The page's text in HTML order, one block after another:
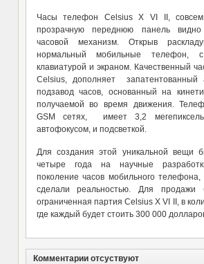
Часы телефон Celsius X VI II, совсем
прозрачную переднюю панель
часовой механизм. Открыв
нормальный мобильные телефон, с
клавиатурой и экраном. Качественный
Celsius, дополняет запатентованный
подзавод часов, основанный на
получаемой во время движения.
GSM сетях, имеет 3,2
автофокусом, и подсветкой.
Для создания этой уникальной вещи
четыре года на научные
поколение часов мобильного
сделали реальностью. Для продажи
ограниченная партия Celsius X VI II, в
где каждый будет стоить 300 000
Комментарии отсуствуют